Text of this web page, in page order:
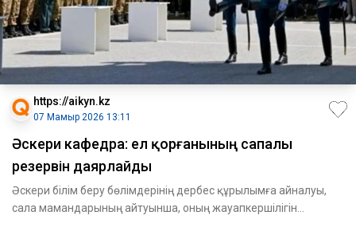
https://aikyn.kz
07 Мамыр 2026 13:11
Әскери кафедра: ел қорғанының сапалы
резервін даярлайды
Әскери білім беру бөлімдерінің дербес құрылымға айналуы,
сала мамандарының айтуынша, оның жауапкершілігін